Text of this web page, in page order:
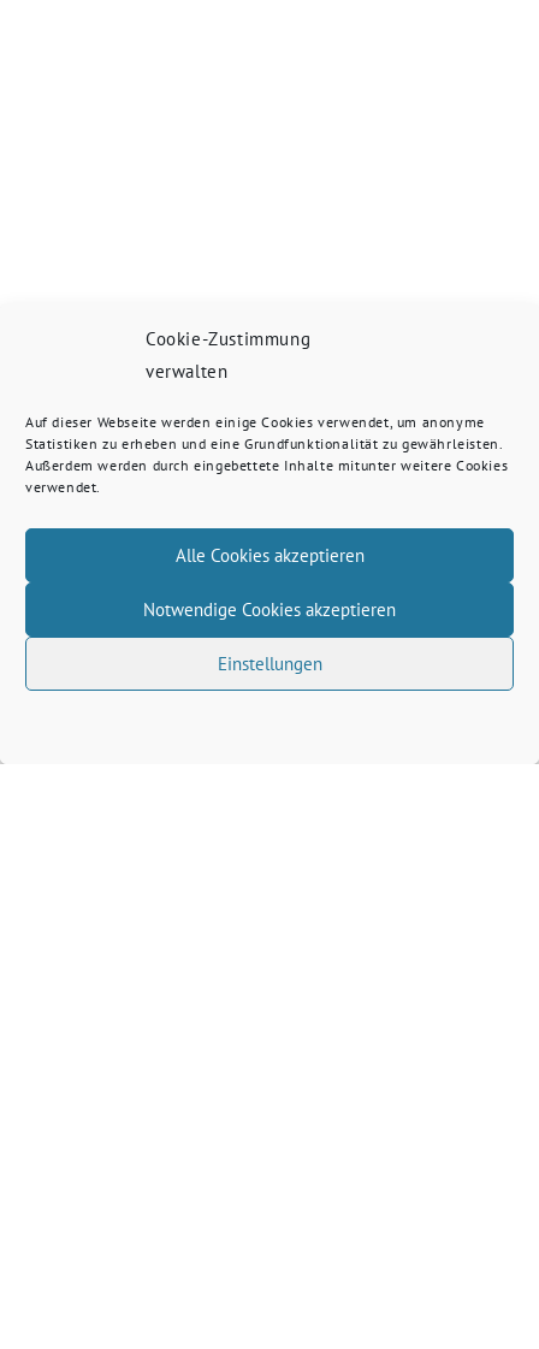
Cookie-Zustimmung
verwalten
Auf dieser Webseite werden einige Cookies verwendet, um anonyme
Statistiken zu erheben und eine Grundfunktionalität zu gewährleisten.
Außerdem werden durch eingebettete Inhalte mitunter weitere Cookies
verwendet.
Alle Cookies akzeptieren
Notwendige Cookies akzeptieren
Einstellungen